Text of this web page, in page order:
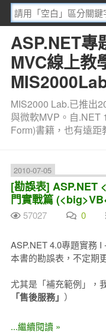
ASP.NET專
MVC線上教
MIS2000 Lab.已推出
與微軟MVP。自.NET
Form)書籍，也有遠距
2010-07-05
[勘誤表] ASP.NET
門實戰篇
57027 0
ASP.NET 4.0專題實務
本書的勘誤表，不定期
尤其是「補充範例」，
「售後服務」 ）
...繼續閱讀 »